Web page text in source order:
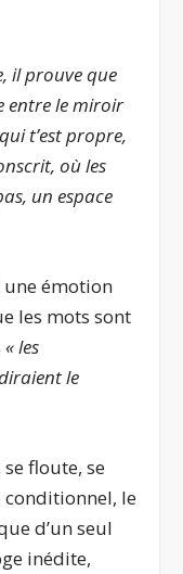
il prouve que
entre le miroir
t’est propre,
où les
un espace
une émotion
les mots sont
« les
le
floute, se
le
d’un seul
inédite,